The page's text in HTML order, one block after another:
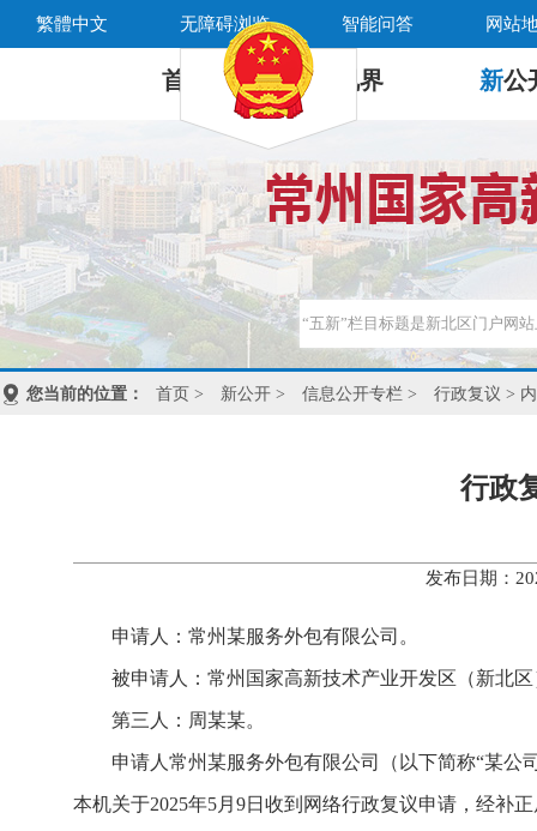
繁體中文 无障碍浏览 智能问答 网站
首 页 新 视界 新公
您当前的位置： 首页 > 新公开 > 信息公开专栏 > 行政复议 >
行政
发布日期：
申请人：常州某服务外包有限公司。
被申请人：常州国家高新技术产业开发区（新北
第三人：周某某。
申请人常州某服务外包有限公司（以下简称“某
本机关于2025年5月9日收到网络行政复议申请，经补